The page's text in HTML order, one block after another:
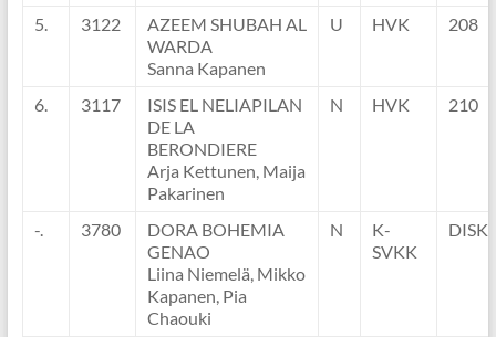
5. 3122
AZEEM SHUBAH AL
WARDA
Sanna Kapanen
U HVK 208
6. 3117
ISIS EL NELIAPILAN
DE LA
BERONDIERE
Arja Kettunen, Maija
Pakarinen
N HVK 210
-. 3780
DORA BOHEMIA
GENAO
Liina Niemelä, Mikko
Kapanen, Pia
Chaouki
N
K-
SVKK
DISK